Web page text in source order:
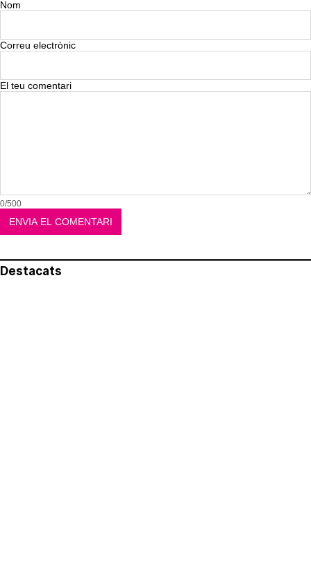
Nom
Correu electrònic
El teu comentari
0/500
Destacats